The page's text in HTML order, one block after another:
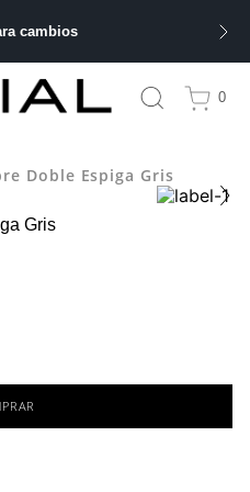
cambios
0
Doble Espiga Gris
Gris